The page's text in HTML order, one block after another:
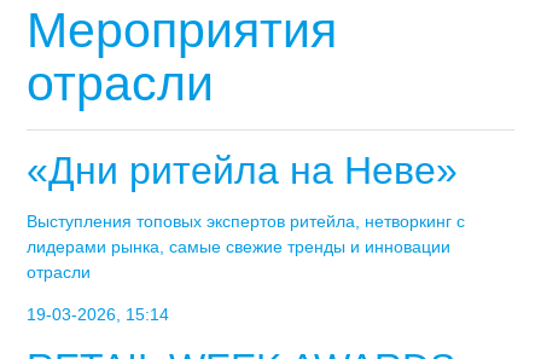
Мероприятия
отрасли
«Дни ритейла на Неве»
Выступления топовых экспертов ритейла, нетворкинг с
лидерами рынка, самые свежие тренды и инновации
отрасли
19-03-2026, 15:14